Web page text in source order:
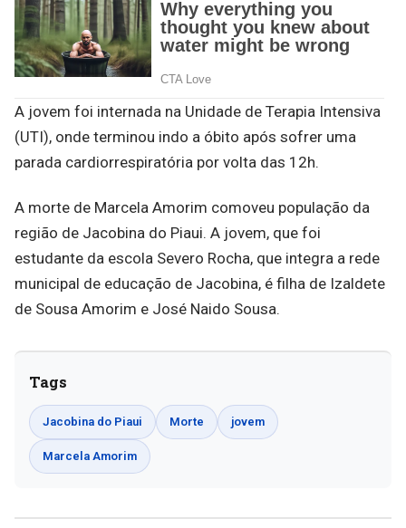
A jovem foi internada na Unidade de Terapia Intensiva
(UTI), onde terminou indo a óbito após sofrer uma
parada cardiorrespiratória por volta das 12h.
A morte de Marcela Amorim comoveu população da
região de Jacobina do Piaui. A jovem, que foi
estudante da escola Severo Rocha, que integra a rede
municipal de educação de Jacobina, é filha de Izaldete
de Sousa Amorim e José Naido Sousa.
Tags
Jacobina do Piaui Morte jovem
Marcela Amorim